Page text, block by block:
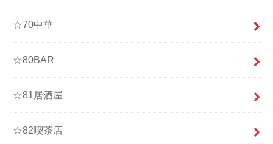
☆70中華
☆80BAR
☆81居酒屋
☆82喫茶店